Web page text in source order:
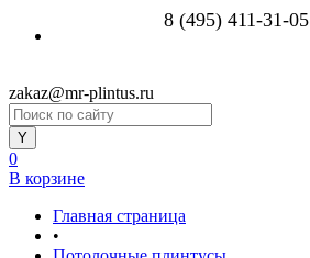
8 (495) 411-31-05
zakaz@mr-plintus.ru
0
В корзине
Главная страница
•